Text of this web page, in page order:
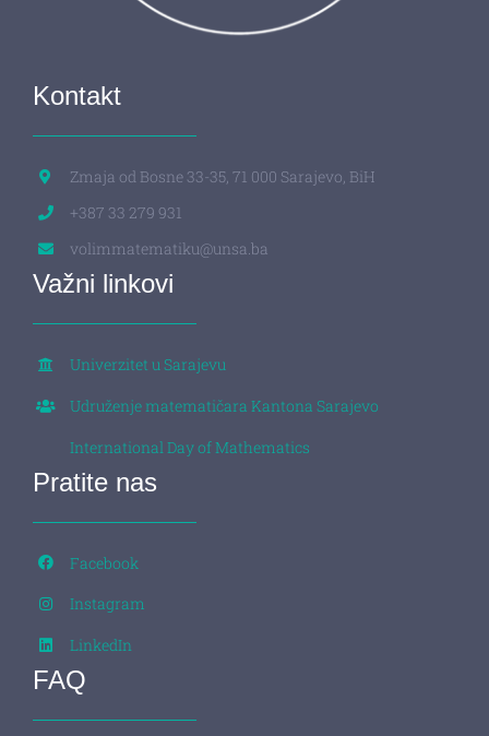
Kontakt
Zmaja od Bosne 33-35, 71 000 Sarajevo, BiH
+387 33 279 931
volimmatematiku@unsa.ba
Važni linkovi
Univerzitet u Sarajevu
Udruženje matematičara Kantona Sarajevo
International Day of Mathematics
Pratite nas
Facebook
Instagram
LinkedIn
FAQ